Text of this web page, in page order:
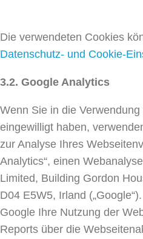
Die verwendeten Cookies
Datenschutz- und Cookie-
3.2. Google Analytics
Wenn Sie in die
eingewilligt haben,
zur Analyse Ihres
Analytics“, einen
Limited, Building Gordon
D04 E5W5, Irland
Google Ihre Nutzung der
Reports über die